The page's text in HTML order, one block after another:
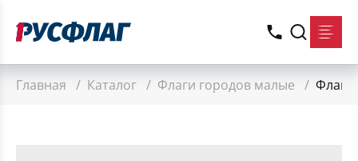
Главная / Каталог / Флаги городов малые / Флаг